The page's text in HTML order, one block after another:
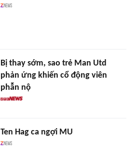
Bị thay sớm, sao trẻ Man Utd
phản ứng khiến cổ động viên
phẫn nộ
Ten Hag ca ngợi MU